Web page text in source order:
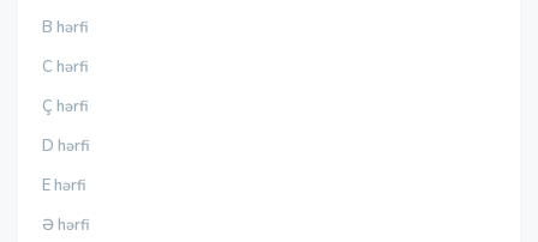
B hərfi
C hərfi
Ç hərfi
D hərfi
E hərfi
Ə hərfi